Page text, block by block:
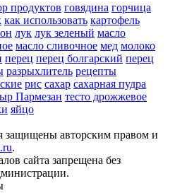
продуктов говядина горчица
как использовать картофель
лук лук зеленый масло
масло сливочное мед молоко
перец перец болгарский перец
разрыхлитель рецепты
рис сахар сахарная пудра
Пармезан тесто дрожжевое
яйцо
защищены авторским правом и
.
сайта запрещена без